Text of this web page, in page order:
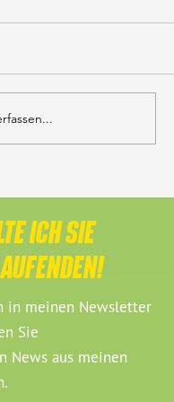
ICH SIE
in meinen Newsletter
Sie
News aus meinen